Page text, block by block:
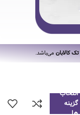
تک کالابان می‌باشد.
انتخاب
گزینه